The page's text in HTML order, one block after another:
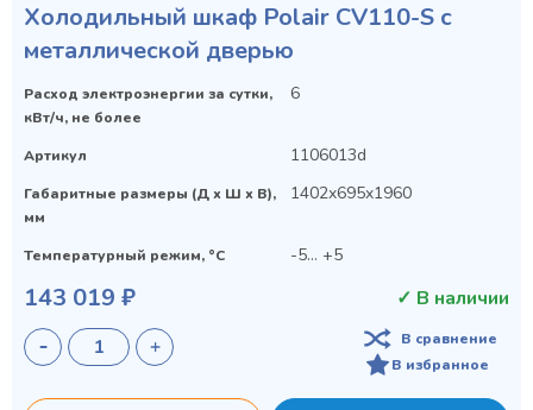
Холодильный шкаф Polair CV110-S с
металлической дверью
Расход электроэнергии за сутки,
кВт/ч, не более
6
Артикул 1106013d
Габаритные размеры (Д х Ш х В),
мм
1402x695x1960
Температурный режим, °C -5... +5
143 019 ₽ ✓ В наличии
В сравнение
В избранное